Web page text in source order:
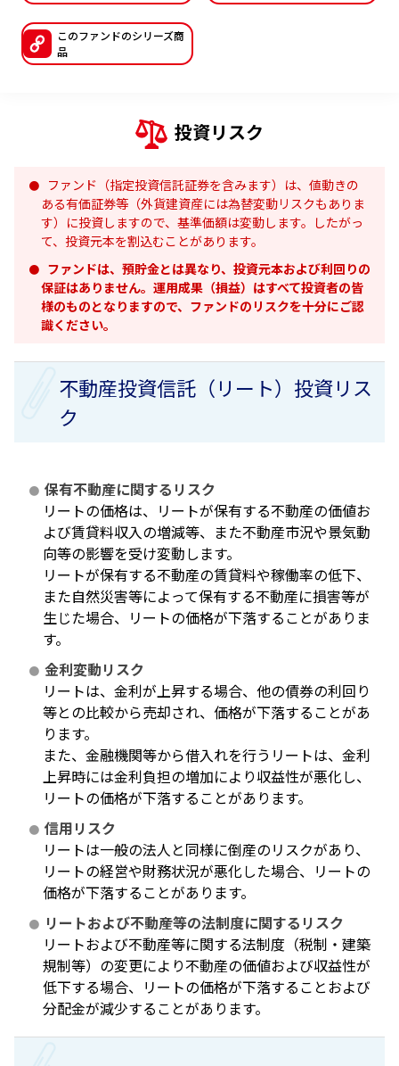
サステナビリティレポート等
このファンドのシリーズ商
品
投資リスク
ファンド（指定投資信託証券を含みます）は、値動きの
ある有価証券等（外貨建資産には為替変動リスクもありま
す）に投資しますので、基準価額は変動します。したがっ
て、投資元本を割込むことがあります。
ファンドは、預貯金とは異なり、投資元本および利回りの
保証はありません。運用成果（損益）はすべて投資者の皆
様のものとなりますので、ファンドのリスクを十分にご認
識ください。
不動産投資信託（リート）投資リス
ク
保有不動産に関するリスク
リートの価格は、リートが保有する不動産の価値お
よび賃貸料収入の増減等、また不動産市況や景気動
向等の影響を受け変動します。
リートが保有する不動産の賃貸料や稼働率の低下、
また自然災害等によって保有する不動産に損害等が
生じた場合、リートの価格が下落することがありま
す。
金利変動リスク
リートは、金利が上昇する場合、他の債券の利回り
等との比較から売却され、価格が下落することがあ
ります。
また、金融機関等から借入れを行うリートは、金利
上昇時には金利負担の増加により収益性が悪化し、
リートの価格が下落することがあります。
信用リスク
リートは一般の法人と同様に倒産のリスクがあり、
リートの経営や財務状況が悪化した場合、リートの
価格が下落することがあります。
リートおよび不動産等の法制度に関するリスク
リートおよび不動産等に関する法制度（税制・建築
規制等）の変更により不動産の価値および収益性が
低下する場合、リートの価格が下落することおよび
分配金が減少することがあります。